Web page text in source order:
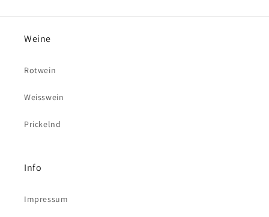
Weine
Rotwein
Weisswein
Prickelnd
Info
Impressum